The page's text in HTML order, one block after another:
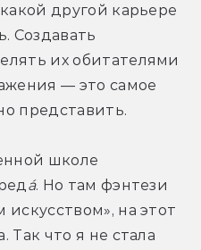
другой карьере
Создавать
их обитателями
— это самое
представить.
школе
а́. Но там фэнтези
на этот
что я не стала